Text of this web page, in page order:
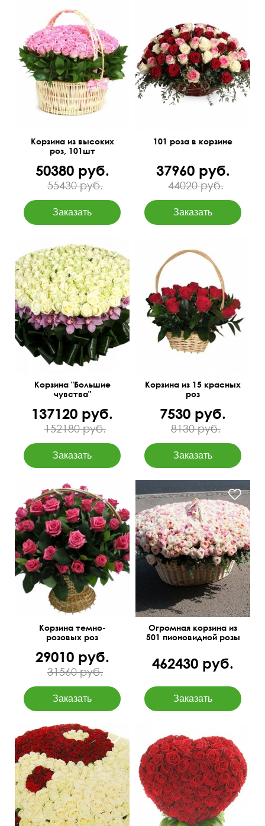
70 см 75 см
Корзина из высоких
роз, 101шт
50380 руб.
55430 руб.
С итальянским рускусом
60 см
80 см
101 роза в корзине
37960 руб.
44020 руб.
251 роза, орхидеи
(цимбидиум), аспидистра,
салал, оазис.
60 см
80 см
Корзина "Большие
чувства"
137120 руб.
152180 руб.
С рускусом
45 см
35 см
Корзина из 15 красных
роз
7530 руб.
8130 руб.
75 см 65 см
Корзина темно-
розовых роз
29010 руб.
31560 руб.
Смотрится потрясающе!
Огромная корзина из
501 пионовидной розы
462430 руб.
Гигантская корзина из 301
розы, аспидистра, оазис
60 см 65 см